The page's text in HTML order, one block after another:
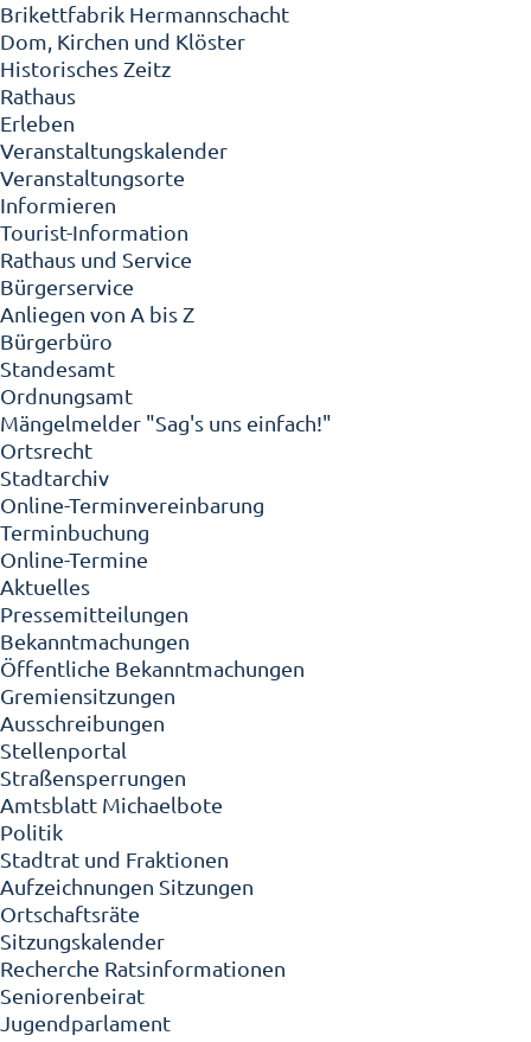
Brikettfabrik Hermannschacht
Dom, Kirchen und Klöster
Historisches Zeitz
Rathaus
Erleben
Veranstaltungskalender
Veranstaltungsorte
Informieren
Tourist-Information
Rathaus und Service
Bürgerservice
Anliegen von A bis Z
Bürgerbüro
Standesamt
Ordnungsamt
Mängelmelder "Sag's uns einfach!"
Ortsrecht
Stadtarchiv
Online-Terminvereinbarung
Terminbuchung
Online-Termine
Aktuelles
Pressemitteilungen
Bekanntmachungen
Öffentliche Bekanntmachungen
Gremiensitzungen
Ausschreibungen
Stellenportal
Straßensperrungen
Amtsblatt Michaelbote
Politik
Stadtrat und Fraktionen
Aufzeichnungen Sitzungen
Ortschaftsräte
Sitzungskalender
Recherche Ratsinformationen
Seniorenbeirat
Jugendparlament